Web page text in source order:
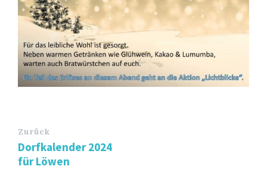
Zurück
Dorfkalender 2024
für Löwen